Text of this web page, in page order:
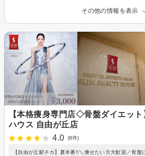
その他の情報を表示
【本格痩身専門店◇骨盤ダイエッ
ハウス 自由が丘店
4.0
(8件)
【自由が丘駅チカ】夏本番!!＼痩せたい方大歓迎／骨